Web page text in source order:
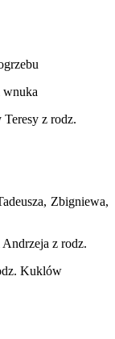
wnuka
z rodz.
Zbigniewa,
z rodz.
Kuklów